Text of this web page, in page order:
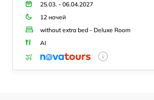
25.03. - 06.04.2027
12 ночей
without extra bed - Deluxe Room
AI